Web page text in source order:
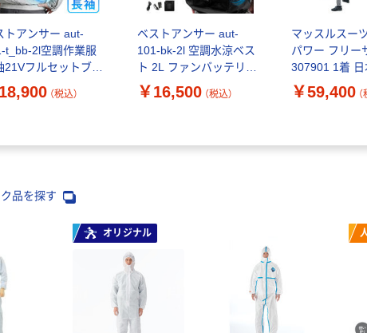
トアンサー aut-
t_bb-2l空調作業服
21Vフルセットブラ
ベージュ2L aut-
t_bb-2l 1セット（直
（税込）
ベストアンサー aut-
101-bk-2l 空調水涼ベス
ト 2L ファンバッテリー
付き 1セット（直送品）
￥16,500 （税込）
マッスルスー
パワー フリー
307901 1着 日
ックス パワー
トスーツ
￥59,400
品を探す
オリジナル